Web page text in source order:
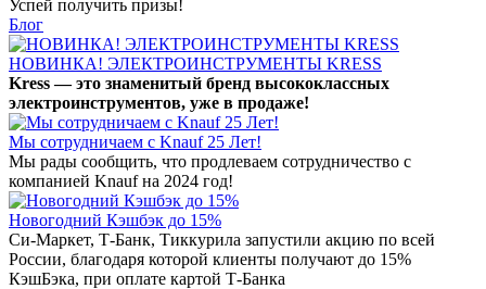
Успей получить призы!
Блог
НОВИНКА! ЭЛЕКТРОИНСТРУМЕНТЫ KRESS
Kress — это знаменитый бренд высококлассных
электроинструментов, уже в продаже!
Мы сотрудничаем с Knauf 25 Лет!
Мы рады сообщить, что продлеваем сотрудничество с
компанией Knauf на 2024 год!
Новогодний Кэшбэк до 15%
Си-Маркет, Т-Банк, Тиккурила запустили акцию по всей
России, благодаря которой клиенты получают до 15%
КэшБэка, при оплате картой Т-Банка